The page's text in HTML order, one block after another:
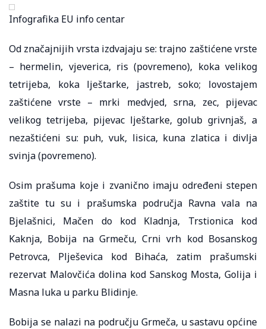
Infografika EU info centar
Od značajnijih vrsta izdvajaju se: trajno zaštićene vrste
– hermelin, vjeverica, ris (povremeno), koka velikog
tetrijeba, koka lještarke, jastreb, soko; lovostajem
zaštićene vrste – mrki medvjed, srna, zec, pijevac
velikog tetrijeba, pijevac lještarke, golub grivnjaš, a
nezaštićeni su: puh, vuk, lisica, kuna zlatica i divlja
svinja (povremeno).
Osim prašuma koje i zvanično imaju određeni stepen
zaštite tu su i prašumska područja Ravna vala na
Bjelašnici, Mačen do kod Kladnja, Trstionica kod
Kaknja, Bobija na Grmeču, Crni vrh kod Bosanskog
Petrovca, Plješevica kod Bihaća, zatim prašumski
rezervat Malovčića dolina kod Sanskog Mosta, Golija i
Masna luka u parku Blidinje.
Bobija se nalazi na području Grmeča, u sastavu općine